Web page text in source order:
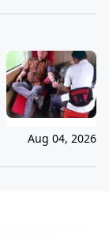
Aug 04, 2026